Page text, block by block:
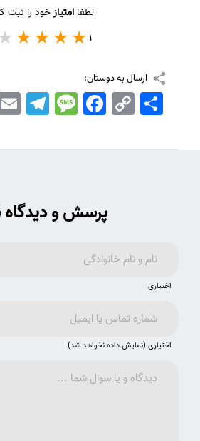
لطفاامتیازخود را ثبت
1
ارسال به دوستان:
TelegramMessageFacebook Copy
Link
اشتراک
پرسش و
اختیاری
اختیاری (نمایش داده نخواهد شد)